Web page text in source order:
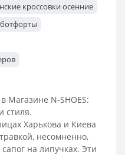
кроссовки осенние
Сапоги черные женские
высокие женские
сапоги 2026 женские
женские сапоги
Магазине N-SHOES:
стиля.
Харькова и Киева
несомненно,
на липучках. Эти